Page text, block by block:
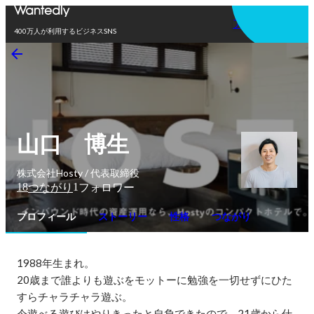
400万人が利用するビジネスSNS
アプリを使う
山口 博生
株式会社Hosty / 代表取締役
18つながり 1 フォロワー
プロフィール ストーリー 性格 つながり
1988年生まれ。
20歳まで誰よりも遊ぶをモットーに勉強を一切せずにひた
すらチャラチャラ遊ぶ。